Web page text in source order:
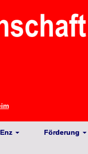
Förderung